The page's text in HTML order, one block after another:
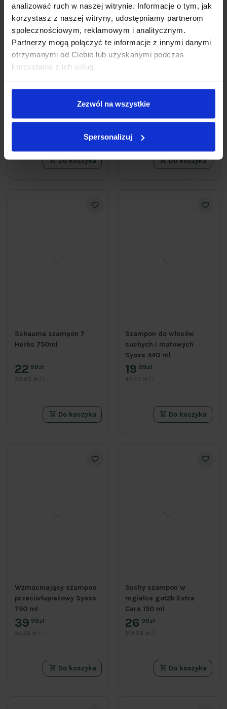
analizować ruch w naszej witrynie. Informacje o tym, jak
korzystasz z naszej witryny, udostępniamy partnerom
społecznościowym, reklamowym i analitycznym.
Partnerzy mogą połączyć te informacje z innymi danymi
otrzymanymi od Ciebie lub uzyskanymi podczas
korzystania z ich usług.
Zezwól na wszystkie
Spersonalizuj
Szampon mocno
400ml GLISS Total Repair
19
Do koszyka
rozjaśnianych Gliss
Colour Perfector 250 ml
17
Do koszyka
Schauma szampon 7
Herbs 750ml
22 99zł
30,65 zł / l
Do koszyka
Szampon do włosów
suchych i matowych
Syoss 440 ml
19 99zł
45,43 zł / l
Do koszyka
Wzmacniający szampon
przeciwłupieżowy Syoss
750 ml
39 99zł
53,32 zł / l
Do koszyka
Suchy szampon w
mgiełce got2b Extra
Care 150 ml
26 99zł
179,93 zł / l
Do koszyka